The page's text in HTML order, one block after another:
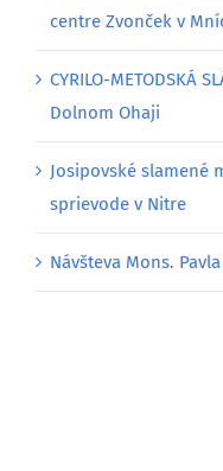
centre Zvonček v
CYRILO-METODSKÁ
Dolnom Ohaji
Josipovské slamené
sprievode v Nitre
Návšteva Mons.